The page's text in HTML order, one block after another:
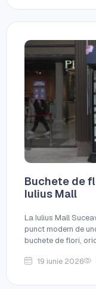
Buchete de
Iulius Mall
La Iulius Mall
punct modern de
buchete de flori,
19 iunie 2026